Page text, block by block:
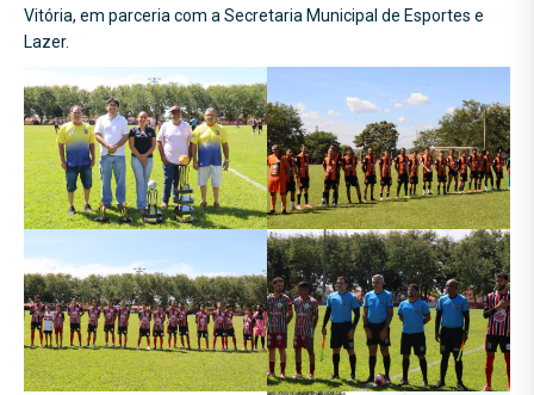
Vitória, em parceria com a Secretaria Municipal de Esportes e
Lazer.